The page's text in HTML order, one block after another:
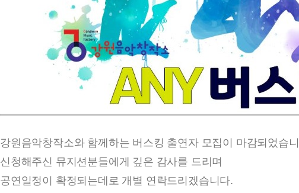
강원음악창작소와 함께하는 버스킹 출연자 모집이 마감되었습
신청해주신 뮤지션분들에게 깊은 감사를 드리며
공연일정이 확정되는데로 개별 연락드리겠습니다.